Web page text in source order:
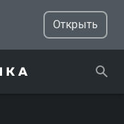
Открыть